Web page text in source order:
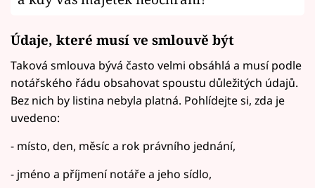
Údaje, které musí ve smlouvě být
Taková smlouva bývá často velmi obsáhlá a musí podle
notářského řádu obsahovat spoustu důležitých údajů.
Bez nich by listina nebyla platná. Pohlídejte si, zda je
uvedeno:
- místo, den, měsíc a rok právního jednání,
- jméno a příjmení notáře a jeho sídlo,